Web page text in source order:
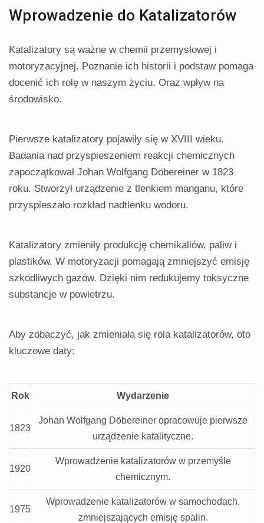
Wprowadzenie do Katalizatorów
Katalizatory są ważne w chemii przemysłowej i
motoryzacyjnej. Poznanie ich historii i podstaw pomaga
docenić ich rolę w naszym życiu. Oraz wpływ na
środowisko.
Pierwsze katalizatory pojawiły się w XVIII wieku.
Badania nad przyspieszeniem reakcji chemicznych
zapoczątkował Johan Wolfgang Döbereiner w 1823
roku. Stworzył urządzenie z tlenkiem manganu, które
przyspieszało rozkład nadtlenku wodoru.
Katalizatory zmieniły produkcję chemikaliów, paliw i
plastików. W motoryzacji pomagają zmniejszyć emisję
szkodliwych gazów. Dzięki nim redukujemy toksyczne
substancje w powietrzu.
Aby zobaczyć, jak zmieniała się rola katalizatorów, oto
kluczowe daty:
Rok Wydarzenie
1823
Johan Wolfgang Döbereiner opracowuje pierwsze
urządzenie katalityczne.
1920
Wprowadzenie katalizatorów w przemyśle
chemicznym.
1975
Wprowadzenie katalizatorów w samochodach,
zmniejszających emisję spalin.